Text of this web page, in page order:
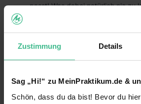
Zustimmung Details
Sag „Hi!“ zu MeinPraktikum.de &
Schön, dass du da bist! Bevor du
passt! Was dabei natürlich nie zu
darf? Der Spaß und deine
Deine Aufgaben
Du suchst ein
welches dir vielfältige Einblicke
bist du bei uns genau richtig!
Als Praktikant bei Lidl erfährst